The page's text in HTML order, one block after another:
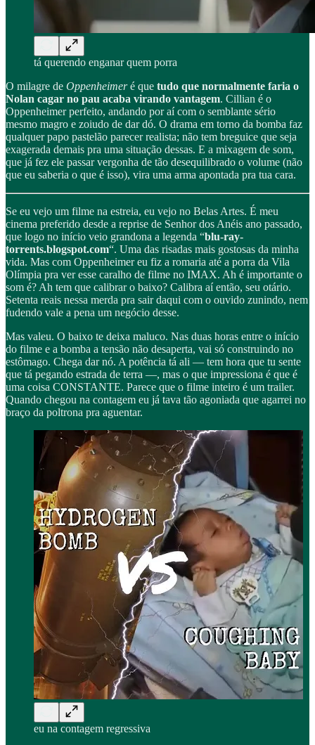
tá querendo enganar quem porra
O milagre de Oppenheimeré que tudo que normalmente faria o
Nolan cagar no pau acaba virando vantagem. Cillian é o
Oppenheimer perfeito, andando por aí com o semblante sério
mesmo magro e zoiudo de dar dó. O drama em torno da bomba faz
qualquer papo pastelão parecer realista; não tem breguice que seja
exagerada demais pra uma situação dessas. E a mixagem de som,
que já fez ele passar vergonha de tão desequilibrado o volume (não
que eu saberia o que é isso), vira uma arma apontada pra tua cara.
Se eu vejo um filme na estreia, eu vejo no Belas Artes. É meu
cinema preferido desde a reprise de Senhor dos Anéis ano passado,
que logo no início veio grandona a legenda “blu-ray-
torrents.blogspot.com“. Uma das risadas mais gostosas da minha
vida. Mas com Oppenheimer eu fiz a romaria até a porra da Vila
Olímpia pra ver esse caralho de filme no IMAX. Ah é importante o
som é? Ah tem que calibrar o baixo? Calibra aí então, seu otário.
Setenta reais nessa merda pra sair daqui com o ouvido zunindo, nem
fudendo vale a pena um negócio desse.
Mas valeu. O baixo te deixa maluco. Nas duas horas entre o início
do filme e a bomba a tensão não desaperta, vai só construindo no
estômago. Chega dar nó. A potência tá ali — tem hora que tu sente
que tá pegando estrada de terra —, mas o que impressiona é que é
uma coisa CONSTANTE. Parece que o filme inteiro é um trailer.
Quando chegou na contagem eu já tava tão agoniada que agarrei no
braço da poltrona pra aguentar.
eu na contagem regressiva